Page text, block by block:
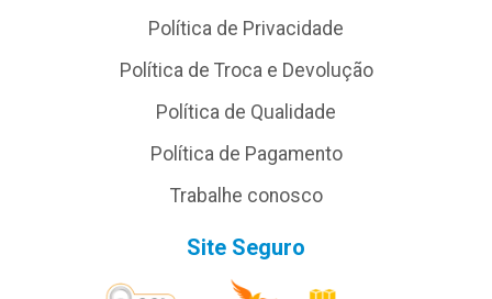
Política de Privacidade
Política de Troca e Devolução
Política de Qualidade
Política de Pagamento
Trabalhe conosco
Site Seguro